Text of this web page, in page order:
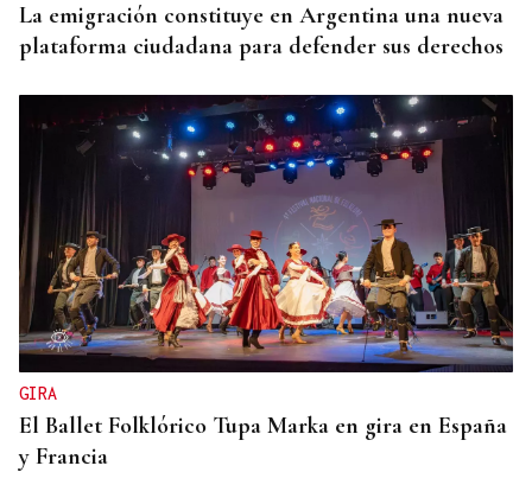
La emigración constituye en Argentina una nueva
plataforma ciudadana para defender sus derechos
GIRA
El Ballet Folklórico Tupa Marka en gira en España
y Francia